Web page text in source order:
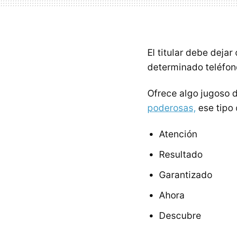
El titular debe dejar
determinado
Ofrece algo jugoso
poderosas, ese tipo
Atención
Resultado
Garantizado
Ahora
Descubre